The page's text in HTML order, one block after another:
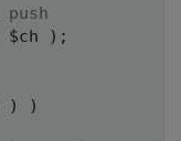
$ch ) ;
)
)